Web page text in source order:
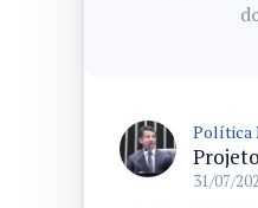
Política
31/07/